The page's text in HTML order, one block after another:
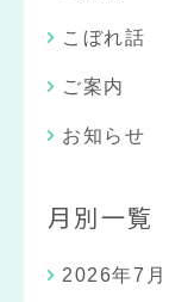
こぼれ話
ご案内
お知らせ
月別一覧
2026年7月